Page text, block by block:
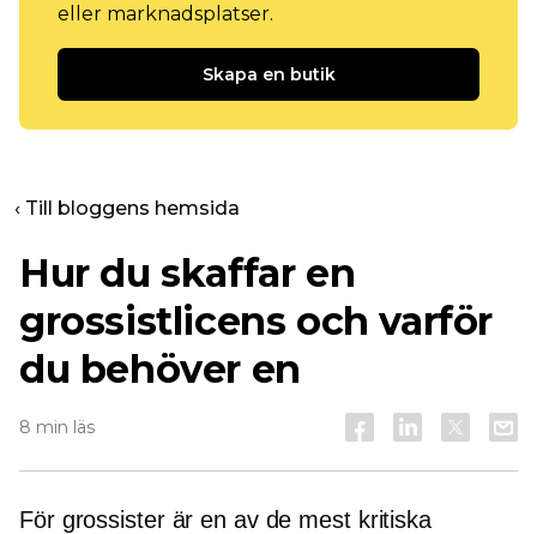
eller marknadsplatser.
Skapa en butik
‹ Till bloggens hemsida
Hur du skaffar en
grossistlicens och varför
du behöver en
8 min läs
För grossister är en av de mest kritiska